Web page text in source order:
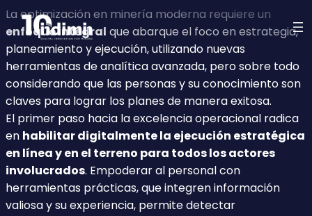
La optimización en minería moderna requiere un
enfoque integral que abarque el foco en estrategia,
planeamiento y ejecución, utilizando nuevas
herramientas de analítica avanzada, pero sobre todo
considerando que las personas y su conocimiento son
claves para lograr los planes de manera exitosa.
El primer paso hacia la excelencia operacional radica
en habilitar digitalmente la ejecución estratégica
en línea y en el terreno para todos los actores
involucrados. Empoderar al personal con
herramientas prácticas, que integren información
valiosa y su experiencia, permite detectar